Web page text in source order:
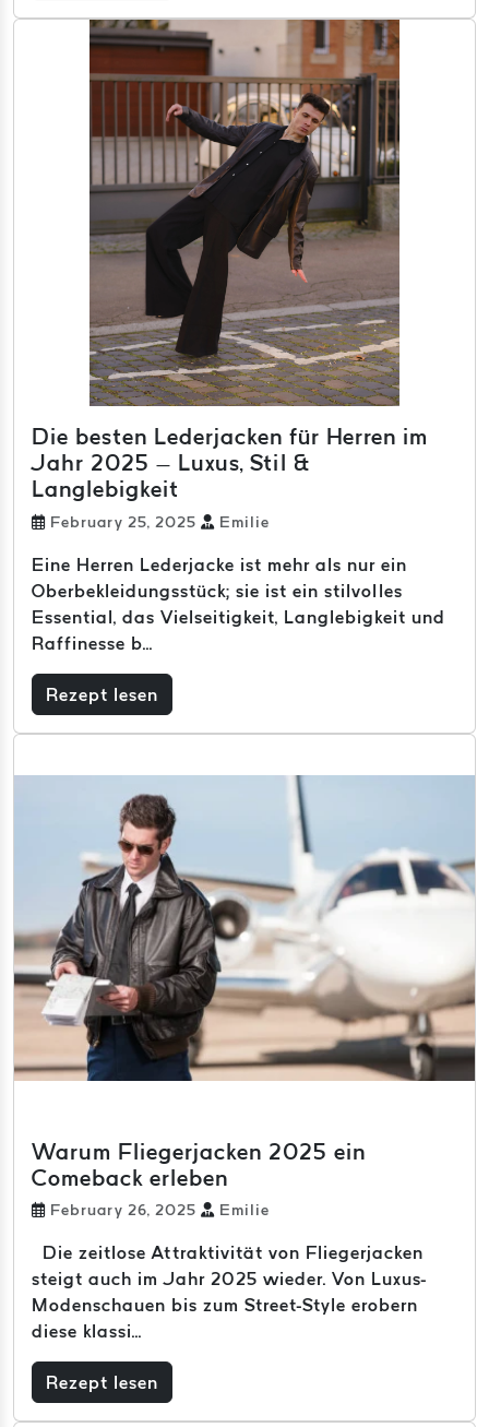
Die besten Lederjacken für Herren im
Jahr 2025 – Luxus, Stil &
Langlebigkeit
February 25, 2025 Emilie
Eine Herren Lederjacke ist mehr als nur ein
Oberbekleidungsstück; sie ist ein stilvolles
Essential, das Vielseitigkeit, Langlebigkeit und
Raffinesse b...
Rezept lesen
Warum Fliegerjacken 2025 ein
Comeback erleben
February 26, 2025 Emilie
Die zeitlose Attraktivität von Fliegerjacken
steigt auch im Jahr 2025 wieder. Von Luxus-
Modenschauen bis zum Street-Style erobern
diese klassi...
Rezept lesen